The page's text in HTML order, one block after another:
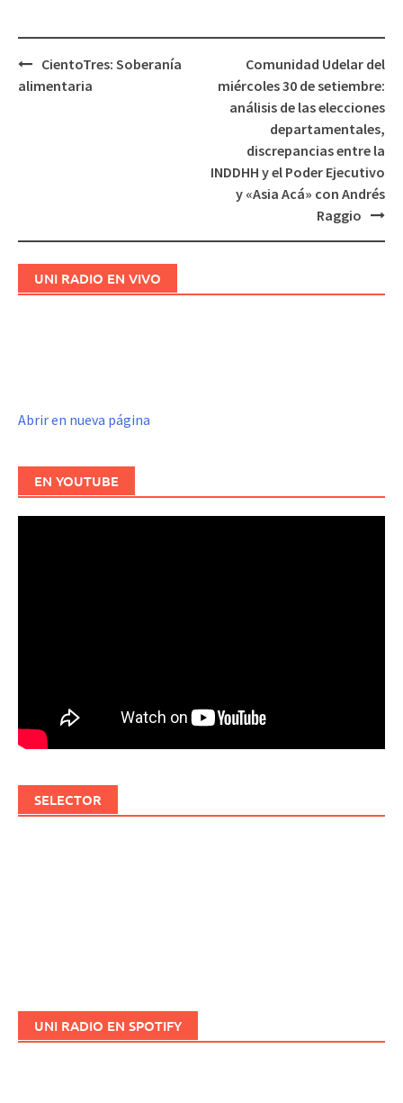
Navegación
CientoTres: Soberanía
alimentaria
Comunidad Udelar del
miércoles 30 de setiembre:
análisis de las elecciones
departamentales,
discrepancias entre la
INDDHH y el Poder Ejecutivo
y «Asia Acá» con Andrés
Raggio
UNI RADIO EN VIVO
Abrir en nueva página
EN YOUTUBE
SELECTOR
UNI RADIO EN SPOTIFY